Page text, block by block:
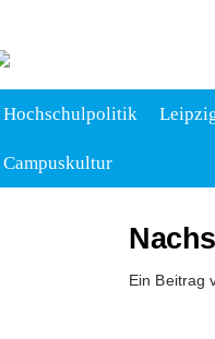
Hochschulpolitik
Campuskultur
Ein Beitrag